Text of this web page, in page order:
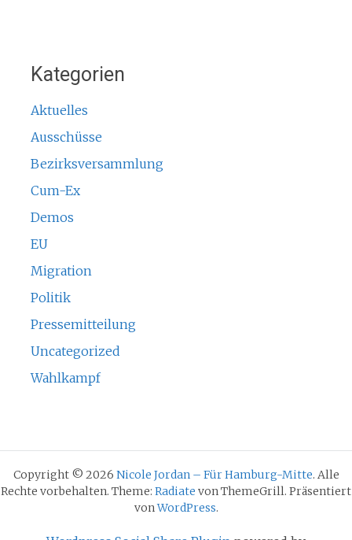
Kategorien
Aktuelles
Ausschüsse
Bezirksversammlung
Cum-Ex
Demos
EU
Migration
Politik
Pressemitteilung
Uncategorized
Wahlkampf
Copyright © 2026 Nicole Jordan – Für Hamburg-Mitte. Alle
Rechte vorbehalten. Theme: Radiate von ThemeGrill. Präsentiert
vonWordPress.